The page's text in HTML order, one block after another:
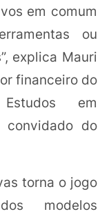
em comum
ou
explica Mauri
financeiro do
em
convidado do
torna o jogo
modelos